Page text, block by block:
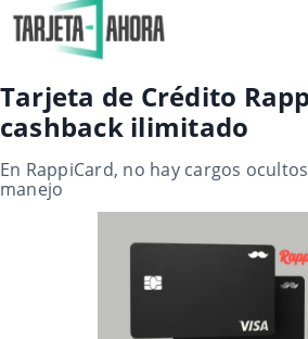
Tarjeta de Crédito
cashback ilimitado
En RappiCard, no hay cargos
manejo